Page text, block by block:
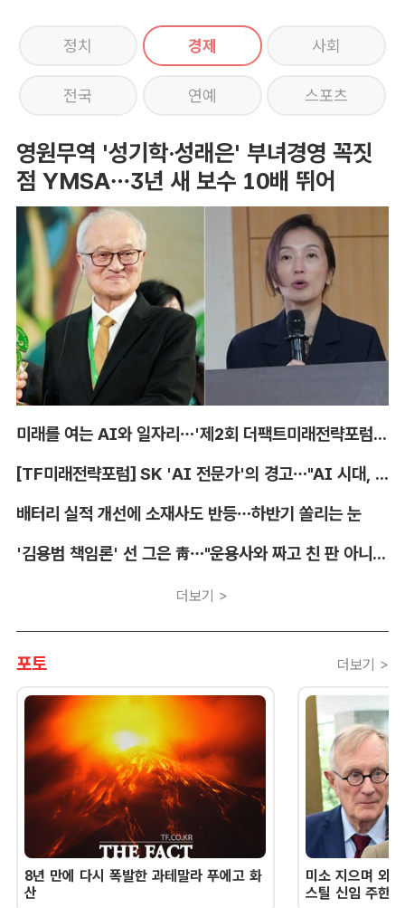
정치 경제 사회
전국 연예 스포츠
영원무역 '성기학·성래은' 부녀경영 꼭짓
점 YMSA…3년 새 보수 10배 뛰어
미래를 여는 AI와 일자리…'제2회 더팩트미래전략포럼' 참가 신청
[TF미래전략포럼] SK 'AI 전문가'의 경고…"AI 시대, 인재 격차 더 커진다"
배터리 실적 개선에 소재사도 반등…하반기 쏠리는 눈
'김용범 책임론' 선 그은 靑…"운용사와 짜고 친 판 아니냐" 의혹도
더보기 >
포토 더보기 >
8년 만에 다시 폭발한 과테말라 푸에고 화
산
미소 지으며 외
스틸 신임 주한